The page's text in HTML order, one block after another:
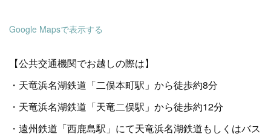
Google Mapsで表示する
【公共交通機関でお越しの際は】
・天竜浜名湖鉄道「二俣本町駅」から徒歩約8分
・天竜浜名湖鉄道「天竜二俣駅」から徒歩約12分
・遠州鉄道「西鹿島駅」にて天竜浜名湖鉄道もしくはバス